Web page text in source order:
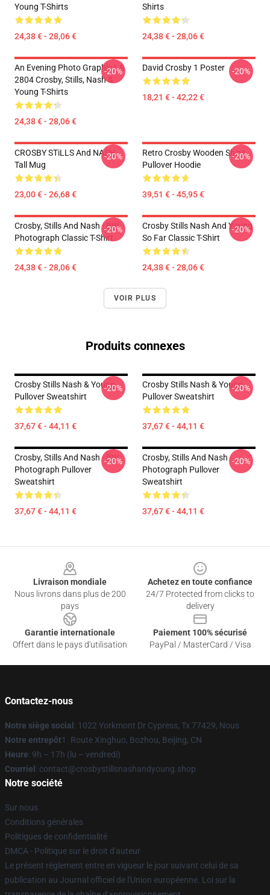
Young T-Shirts
24,38 € - 28,06 €
Shirts
24,38 € - 28,06 €
An Evening Photo Graphic LA
2804 Crosby, Stills, Nash &
Young T-Shirts
24,38 € - 28,06 €
-20% David Crosby 1 Poster
18,21 € - 42,22 €
-20%
CROSBY STiLLS And NASH
Tall Mug
23,00 € - 26,68 €
-20%
Retro Crosby Wooden Ships
Pullover Hoodie
39,51 € - 45,95 €
-20%
Crosby, Stills And Nash - BW
Photograph Classic T-Shirt
24,38 € - 28,06 €
-20%
Crosby Stills Nash And Young
So Far Classic T-Shirt
24,38 € - 28,06 €
-20%
VOIR PLUS
Produits connexes
Crosby Stills Nash & Young
Pullover Sweatshirt
37,67 € - 44,11 €
-20%
Crosby Stills Nash & Young
Pullover Sweatshirt
37,67 € - 44,11 €
-20%
Crosby, Stills And Nash - BW
Photograph Pullover
Sweatshirt
37,67 € - 44,11 €
-20%
Crosby, Stills And Nash -
Photograph Pullover
Sweatshirt
37,67 € - 44,11 €
-20%
Livraison mondiale
Nous livrons dans plus de 200
pays
Achetez en toute confiance
24/7 Protected from clicks to
delivery
Garantie internationale
Offert dans le pays d'utilisation
Paiement 100% sécurisé
PayPal / MasterCard / Visa
Contactez-nous
Notre siège social : 1022 Yorkmont Dr Cypress, Tx 77429, Nous
Notre entrepôt1. Route Xinghuo, Bozhou, Beijing, CN
Heure: 9h – 17h (lu – vendredi)
Courriel : contact@crosbystillsnashandyoung.shop
Notre société
Sur nous
Conditions générales
Politiques de confidentialité
DMCA - Politique sur le droit d'auteur
Le présent règlement entre en vigueur le jour suivant celui de sa
publication au Journal officiel de l'Union européenne. Loi sur la